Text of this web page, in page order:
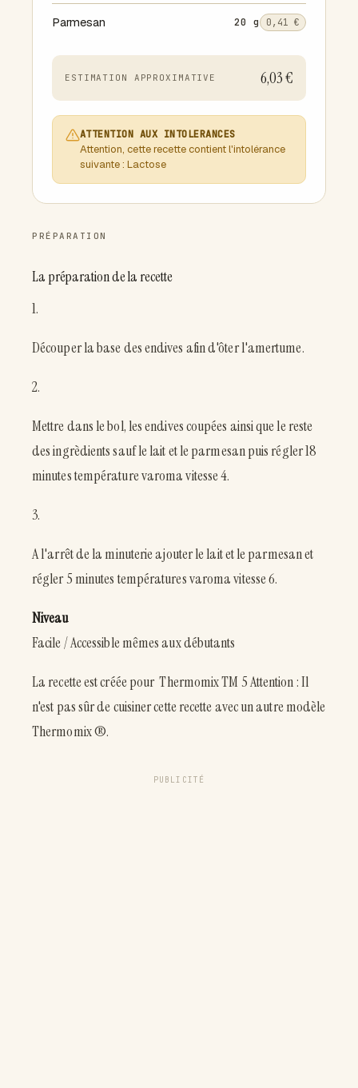
Parmesan 20 g 0,41 €
ESTIMATION APPROXIMATIVE 6,03 €
ATTENTION AUX INTOLERANCES
Attention, cette recette contient l'intolérance
suivante : Lactose
PRÉPARATION
La préparation de la recette
1.
Découper la base des endives afin d'ôter l'amertume.
2.
Mettre dans le bol, les endives coupées ainsi que le reste
des ingrèdients sauf le lait et le parmesan puis régler 18
minutes température varoma vitesse 4.
3.
A l'arrêt de la minuterie ajouter le lait et le parmesan et
régler 5 minutes températures varoma vitesse 6.
Niveau
Facile / Accessible mêmes aux débutants
La recette est créée pour Thermomix TM 5 Attention : Il
n'est pas sûr de cuisiner cette recette avec un autre modèle
Thermomix ®.
PUBLICITÉ